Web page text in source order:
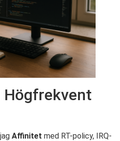
Högfrekvent
Affinitet med RT-policy, IRQ-